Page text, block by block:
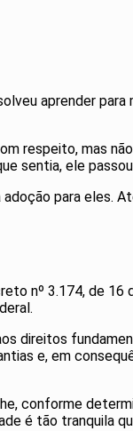
aprender
respeito, mas
sentia, ele
para eles.
nº 3.174, de
direitos
e, em
conforme
é tão tranquila